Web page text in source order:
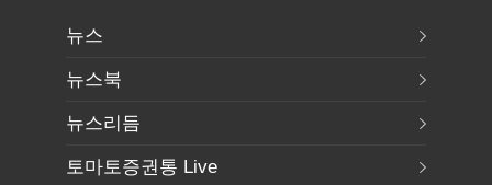
뉴스
뉴스북
뉴스리듬
토마토증권통 Live